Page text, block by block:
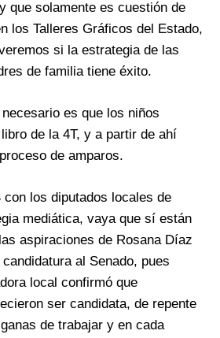
que solamente es cuestión de
los Talleres Gráficos del Estado,
si la estrategia de las
de familia tiene éxito.
es que los niños
de la 4T, y a partir de ahí
de amparos.
con los diputados locales de
mediática, vaya que sí están
aspiraciones de Rosana Díaz
al Senado, pues
local confirmó que
ser candidata, de repente
de trabajar y en cada